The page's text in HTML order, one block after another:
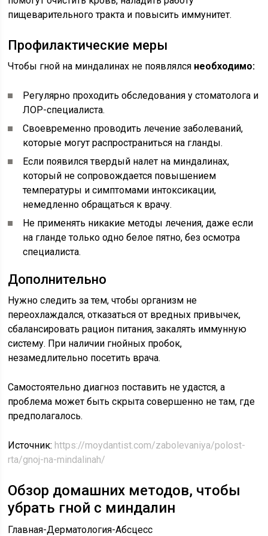
пищеварительного тракта и повысить иммунитет.
Профилактические меры
Чтобы гной на миндалинах не появлялся необходимо:
Регулярно проходить обследования у стоматолога и
ЛОР-специалиста.
Своевременно проводить лечение заболеваний,
которые могут распространиться на гланды.
Если появился твердый налет на миндалинах,
который не сопровождается повышением
температуры и симптомами интоксикации,
немедленно обращаться к врачу.
Не применять никакие методы лечения, даже если
на гланде только одно белое пятно, без осмотра
специалиста.
Дополнительно
Нужно следить за тем, чтобы организм не
переохлаждался, отказаться от вредных привычек,
сбалансировать рацион питания, закалять иммунную
систему. При наличии гнойных пробок,
незамедлительно посетить врача.
Самостоятельно диагноз поставить не удастся, а
проблема может быть скрыта совершенно не там, где
предполагалось.
Источник: https://moydantist.com/zabolevaniya/polost-
rta/gnoj-na-mindalinah/
Обзор домашних методов, чтобы
убрать гной с миндалин
Главная-Дерматология-Абсцесс